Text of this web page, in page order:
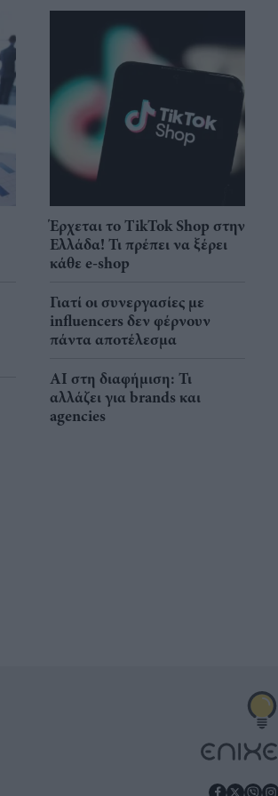
Έρχεται το TikTok Shop στην
Ελλάδα! Τι πρέπει να ξέρει
κάθε e-shop
Γιατί οι συνεργασίες με
influencers δεν φέρνουν
πάντα αποτέλεσμα
AI στη διαφήμιση: Τι
αλλάζει για brands και
agencies